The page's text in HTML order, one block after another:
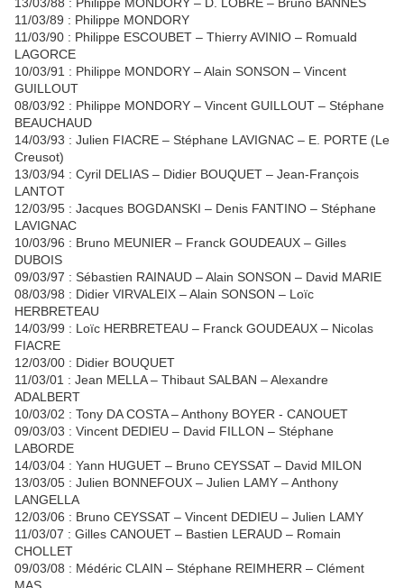
11/03/89 : Philippe MONDORY
11/03/90 : Philippe ESCOUBET – Thierry AVINIO – Romuald
LAGORCE
10/03/91 : Philippe MONDORY – Alain SONSON – Vincent
GUILLOUT
08/03/92 : Philippe MONDORY – Vincent GUILLOUT – Stéphane
BEAUCHAUD
14/03/93 : Julien FIACRE – Stéphane LAVIGNAC – E. PORTE (Le
Creusot)
13/03/94 : Cyril DELIAS – Didier BOUQUET – Jean-François
LANTOT
12/03/95 : Jacques BOGDANSKI – Denis FANTINO – Stéphane
LAVIGNAC
10/03/96 : Bruno MEUNIER – Franck GOUDEAUX – Gilles
DUBOIS
09/03/97 : Sébastien RAINAUD – Alain SONSON – David MARIE
08/03/98 : Didier VIRVALEIX – Alain SONSON – Loïc
HERBRETEAU
14/03/99 : Loïc HERBRETEAU – Franck GOUDEAUX – Nicolas
FIACRE
12/03/00 : Didier BOUQUET
11/03/01 : Jean MELLA – Thibaut SALBAN – Alexandre
ADALBERT
10/03/02 : Tony DA COSTA – Anthony BOYER - CANOUET
09/03/03 : Vincent DEDIEU – David FILLON – Stéphane
LABORDE
14/03/04 : Yann HUGUET – Bruno CEYSSAT – David MILON
13/03/05 : Julien BONNEFOUX – Julien LAMY – Anthony
LANGELLA
12/03/06 : Bruno CEYSSAT – Vincent DEDIEU – Julien LAMY
11/03/07 : Gilles CANOUET – Bastien LERAUD – Romain
CHOLLET
09/03/08 : Médéric CLAIN – Stéphane REIMHERR – Clément